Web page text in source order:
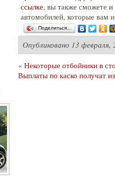
ссылке, вы также сможете и
автомобилей, которые вам
Поделиться…
Опубликовано 13 февраля,
« Некоторые отбойники в
Выплаты по каско получат